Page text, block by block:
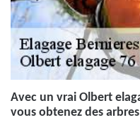
Avec un vrai Olbert
vous obtenez des